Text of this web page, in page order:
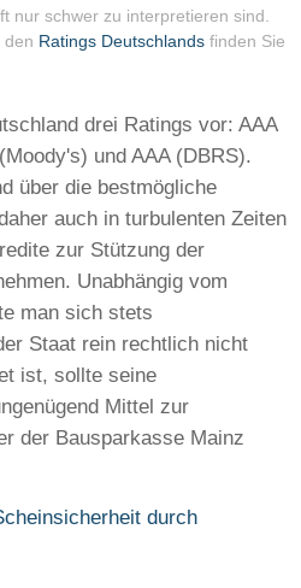
nur schwer zu interpretieren sind.
den Ratings Deutschlands finden Sie
drei Ratings vor: AAA
und AAA (DBRS).
über die bestmögliche
auch in turbulenten Zeiten
zur Stützung der
Unabhängig vom
man sich stets
Staat rein rechtlich nicht
ist, sollte seine
Mittel zur
der Bausparkasse Mainz
durch